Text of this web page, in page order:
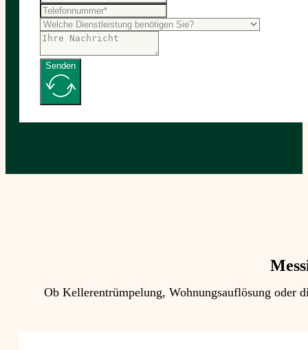
Senden
Ob Kellerentrümpelung, Wohnungsauflösung oder